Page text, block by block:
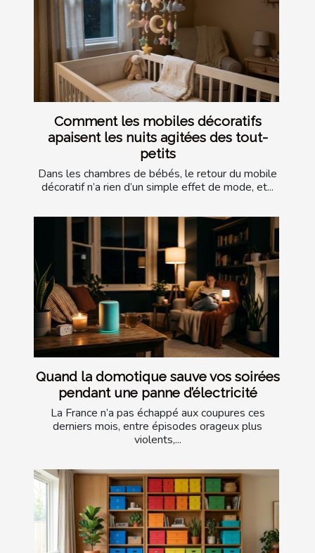
Comment les mobiles décoratifs
apaisent les nuits agitées des tout-
petits
Dans les chambres de bébés, le retour du mobile
décoratif n’a rien d’un simple effet de mode, et...
Quand la domotique sauve vos soirées
pendant une panne d’électricité
La France n’a pas échappé aux coupures ces
derniers mois, entre épisodes orageux plus
violents,...